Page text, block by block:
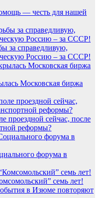
— честь для нашей
за справедливую,
Россию – за СССР!
Московская биржа
проездной сейчас, после
реформы?
форума в
семь лет!